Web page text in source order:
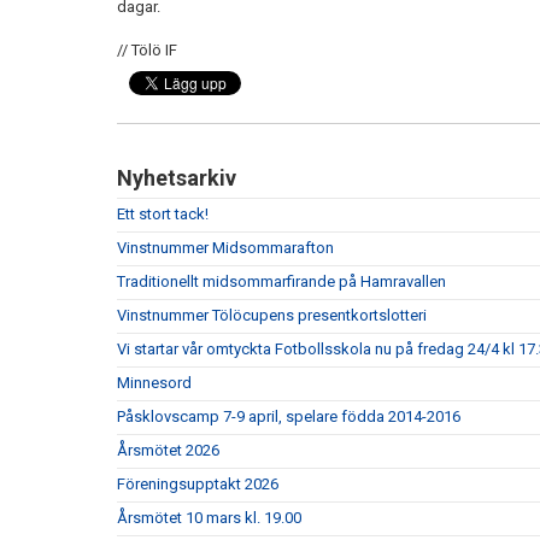
dagar.
// Tölö IF
Nyhetsarkiv
Ett stort tack!
Vinstnummer Midsommarafton
Traditionellt midsommarfirande på Hamravallen
Vinstnummer Tölöcupens presentkortslotteri
Vi startar vår omtyckta Fotbollsskola nu på fredag 24/4 kl
Minnesord
Påsklovscamp 7-9 april, spelare födda 2014-2016
Årsmötet 2026
Föreningsupptakt 2026
Årsmötet 10 mars kl. 19.00